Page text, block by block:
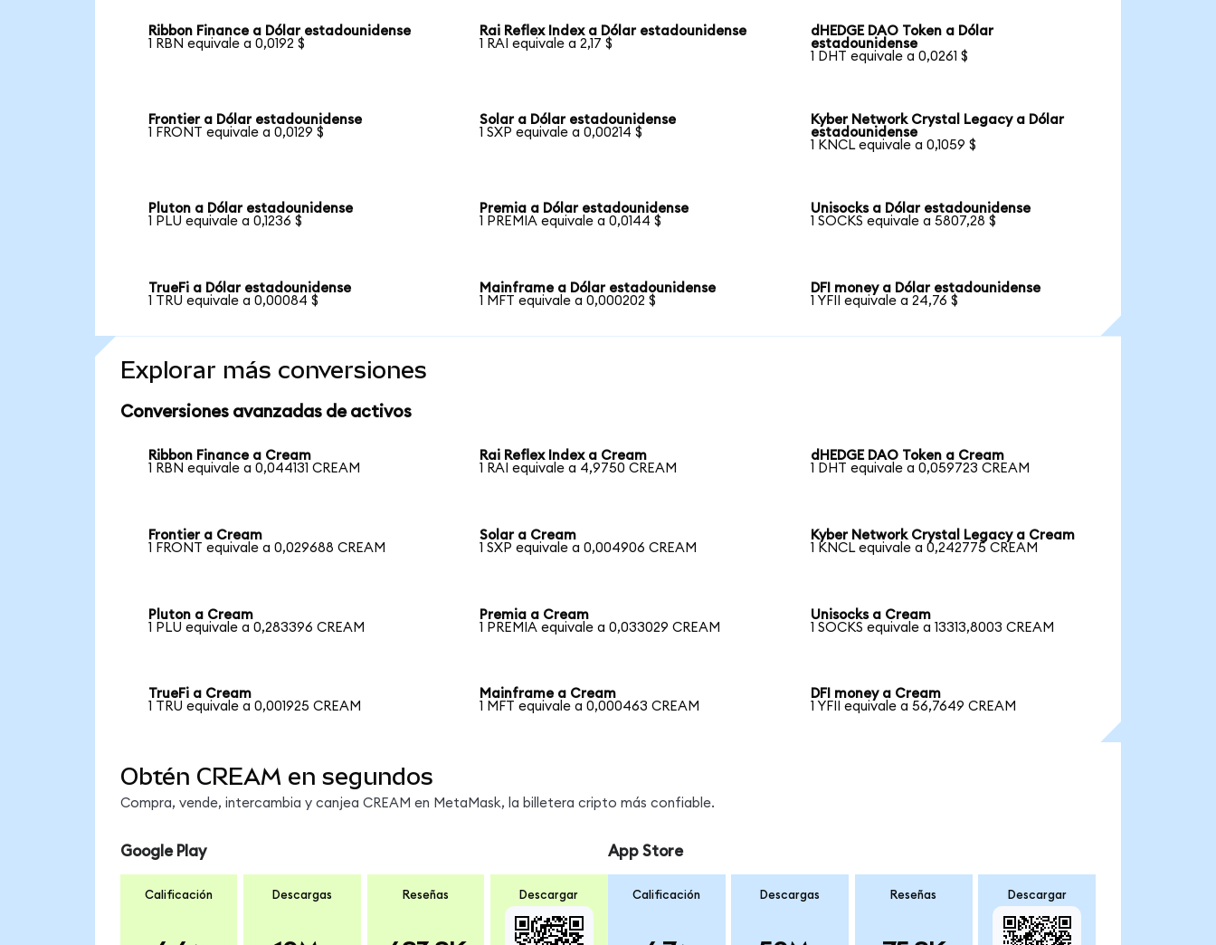
Ribbon Finance a Dólar estadounidense
1 RBN equivale a 0,0192 $
Rai Reflex Index a Dólar estadounidense
1 RAI equivale a 2,17 $
dHEDGE DAO Token a Dólar
estadounidense
1 DHT equivale a 0,0261 $
Frontier a Dólar estadounidense
1 FRONT equivale a 0,0129 $
Solar a Dólar estadounidense
1 SXP equivale a 0,00214 $
Kyber Network Crystal Legacy a Dólar
estadounidense
1 KNCL equivale a 0,1059 $
Pluton a Dólar estadounidense
1 PLU equivale a 0,1236 $
Premia a Dólar estadounidense
1 PREMIA equivale a 0,0144 $
Unisocks a Dólar estadounidense
1 SOCKS equivale a 5807,28 $
TrueFi a Dólar estadounidense
1 TRU equivale a 0,00084 $
Mainframe a Dólar estadounidense
1 MFT equivale a 0,000202 $
DFI money a Dólar estadounidense
1 YFII equivale a 24,76 $
Explorar más conversiones
Conversiones avanzadas de activos
Ribbon Finance a Cream
1 RBN equivale a 0,044131 CREAM
Rai Reflex Index a Cream
1 RAI equivale a 4,9750 CREAM
dHEDGE DAO Token a Cream
1 DHT equivale a 0,059723 CREAM
Frontier a Cream
1 FRONT equivale a 0,029688 CREAM
Solar a Cream
1 SXP equivale a 0,004906 CREAM
Kyber Network Crystal Legacy a Cream
1 KNCL equivale a 0,242775 CREAM
Pluton a Cream
1 PLU equivale a 0,283396 CREAM
Premia a Cream
1 PREMIA equivale a 0,033029 CREAM
Unisocks a Cream
1 SOCKS equivale a 13313,8003 CREAM
TrueFi a Cream
1 TRU equivale a 0,001925 CREAM
Mainframe a Cream
1 MFT equivale a 0,000463 CREAM
DFI money a Cream
1 YFII equivale a 56,7649 CREAM
Obtén CREAM en segundos
Compra, vende, intercambia y canjea CREAM en MetaMask, la billetera cripto más confiable.
Google Play
Calificación Descargas Reseñas Descargar
App Store
Calificación Descargas Reseñas Descargar